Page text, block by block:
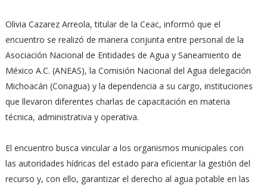
Olivia Cazarez Arreola, titular de la Ceac, informó que el
encuentro se realizó de manera conjunta entre personal de la
Asociación Nacional de Entidades de Agua y Saneamiento de
México A.C. (ANEAS), la Comisión Nacional del Agua delegación
Michoacán (Conagua) y la dependencia a su cargo, instituciones
que llevaron diferentes charlas de capacitación en materia
técnica, administrativa y operativa.
El encuentro busca vincular a los organismos municipales con
las autoridades hídricas del estado para eficientar la gestión del
recurso y, con ello, garantizar el derecho al agua potable en las